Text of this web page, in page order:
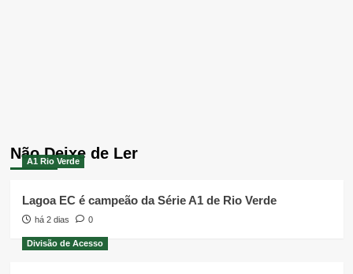
Não Deixe de Ler
A1 Rio Verde
Lagoa EC é campeão da Série A1 de Rio Verde
há 2 dias 0
Divisão de Acesso